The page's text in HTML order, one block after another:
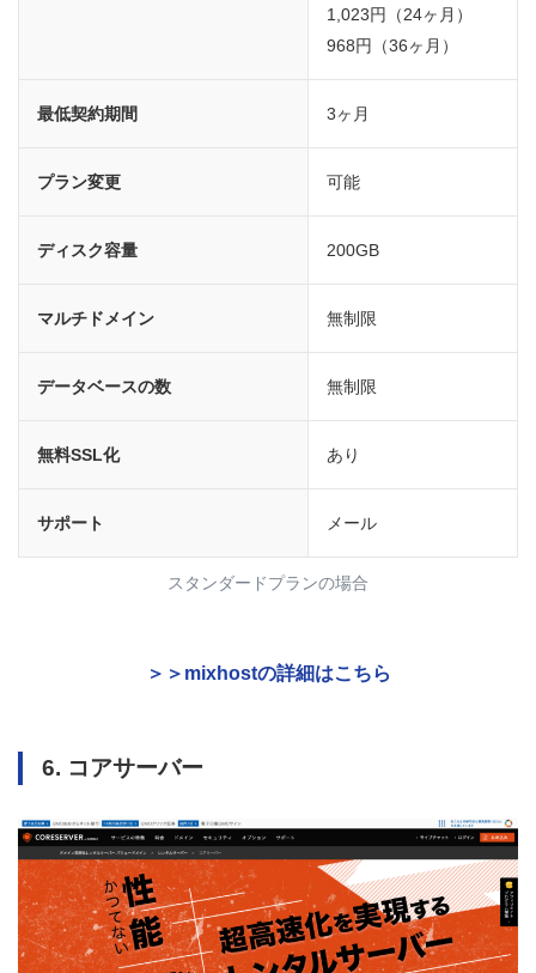
1,023円（24ヶ月）
968円（36ヶ月）
最低契約期間 3ヶ月
プラン変更 可能
ディスク容量 200GB
マルチドメイン 無制限
データベースの数 無制限
無料SSL化 あり
サポート メール
スタンダードプランの場合
＞＞mixhostの詳細はこちら
6. コアサーバー